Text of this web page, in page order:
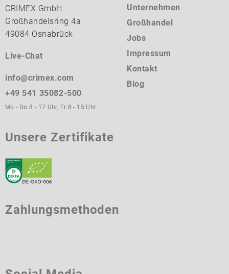
CRIMEX GmbH
Großhandelsring 4a
49084 Osnabrück
Live-Chat
info@crimex.com
+49 541 35082-500
Mo - Do 8 - 17 Uhr, Fr 8 - 15 Uhr
Unternehmen
Großhandel
Jobs
Impressum
Kontakt
Blog
Unsere Zertifikate
Zahlungsmethoden